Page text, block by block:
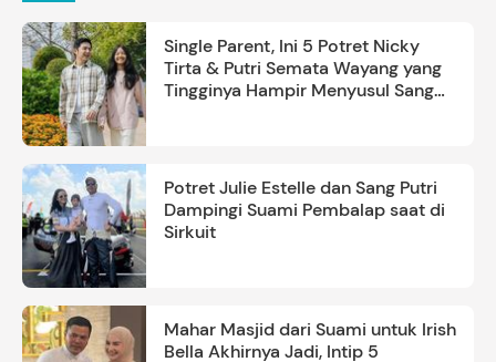
Single Parent, Ini 5 Potret Nicky
Tirta & Putri Semata Wayang yang
Tingginya Hampir Menyusul Sang
Potret Julie Estelle dan Sang Putri
Dampingi Suami Pembalap saat di
Sirkuit
Mahar Masjid dari Suami untuk Irish
Bella Akhirnya Jadi, Intip 5